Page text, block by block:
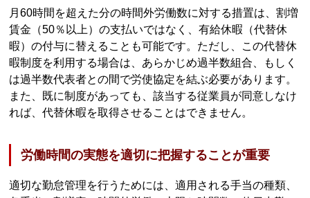
月60時間を超えた分の時間外労働数に対する措置は、割増
賃金（50％以上）の支払いではなく、有給休暇（代替休
暇）の付与に替えることも可能です。ただし、この代替休
暇制度を利用する場合は、あらかじめ過半数組合、もしく
は過半数代表者との間で労使協定を結ぶ必要があります。
また、既に制度があっても、該当する従業員が同意しなけ
れば、代替休暇を取得させることはできません。
労働時間の実態を適切に把握することが重要
適切な勤怠管理を行うためには、適用される手当の種類、